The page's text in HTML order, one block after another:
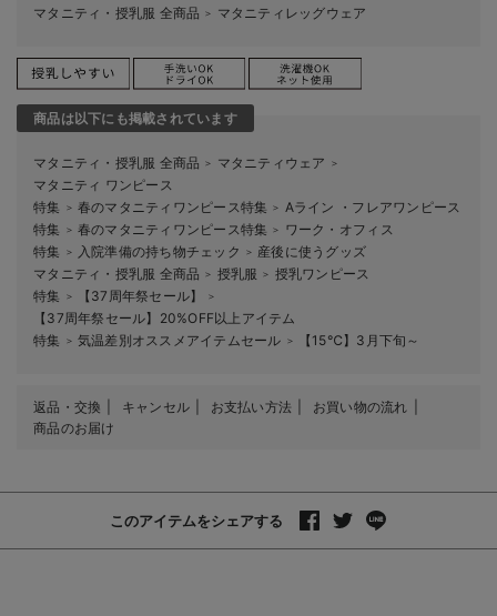
マタニティ・授乳服 全商品 ＞ マタニティレッグウェア
商品は以下にも掲載されています
マタニティ・授乳服 全商品 ＞ マタニティウェア ＞
マタニティ ワンピース
特集
＞ 春のマタニティワンピース特集 ＞ Aライン ・フレアワンピース
特集
＞ 春のマタニティワンピース特集 ＞
ワーク・オフィス
特集
＞ 入院準備の持ち物チェック ＞ 産後に使うグッズ
マタニティ・授乳服 全商品 ＞ 授乳服 ＞ 授乳ワンピース
特集
＞ 【37周年祭セール】 ＞
【37周年祭セール】20%OFF以上アイテム
特集
＞ 気温差別オススメアイテムセール ＞ 【15℃】3月下旬～
返品・交換 キャンセル お支払い方法
お買い物の流れ
商品のお届け
このアイテムをシェアする